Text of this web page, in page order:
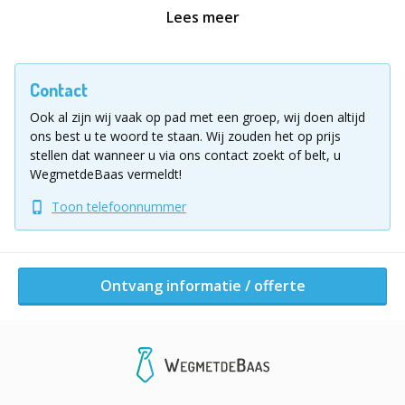
geheime boodschappen ontcijferen. The ‘MASTER
aanwezige Escape-experts zodat jij en je team zich
volledig kunnen concentreren op het plezier en de
opwinding van the ‘MASTER BANK’ escape. Goede
communicatie en “out-of-the-box” denken zullen
noodzakelijk zijn!
Bereid je voor op een escape avontuur uit de Nationale
bank die je niet snel zal vergeten!
escape is een indoor of outdoor programma. Is een
beetje te zien welk weer het is de dag zelf of wat je zelf
Taal escape boxen: Nederlands, Engels & Frans
Lees meer
Contact
Ook al zijn wij vaak op pad met een groep, wij doen altijd
ons best u te woord te staan. Wij zouden het op prijs
stellen dat wanneer u via ons contact zoekt of belt, u
WegmetdeBaas vermeldt!
Toon telefoonnummer
Ontvang informatie / offerte